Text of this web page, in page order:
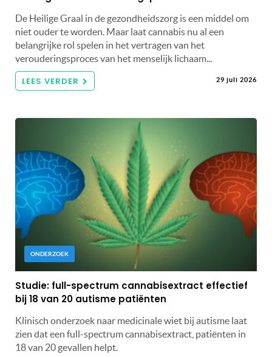
De Heilige Graal in de gezondheidszorg is een middel om
niet ouder te worden. Maar laat cannabis nu al een
belangrijke rol spelen in het vertragen van het
verouderingsproces van het menselijk lichaam...
LEES VERDER 29 juli 2026
ONDERZOEK
Studie: full-spectrum cannabisextract effectief
bij 18 van 20 autisme patiënten
Klinisch onderzoek naar medicinale wiet bij autisme laat
zien dat een full-spectrum cannabisextract, patiënten in
18 van 20 gevallen helpt.